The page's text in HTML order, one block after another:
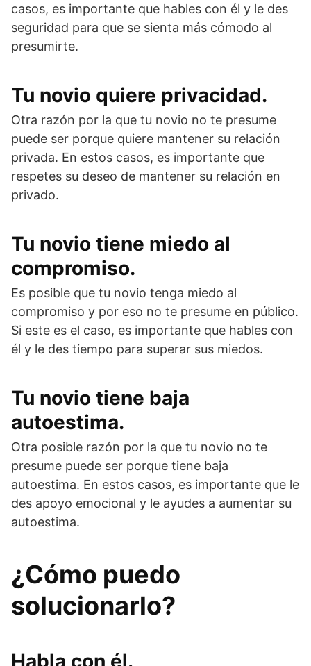
casos, es importante que hables con él y le des
seguridad para que se sienta más cómodo al
presumirte.
Tu novio quiere privacidad.
Otra razón por la que tu novio no te presume
puede ser porque quiere mantener su relación
privada. En estos casos, es importante que
respetes su deseo de mantener su relación en
privado.
Tu novio tiene miedo al
compromiso.
Es posible que tu novio tenga miedo al
compromiso y por eso no te presume en público.
Si este es el caso, es importante que hables con
él y le des tiempo para superar sus miedos.
Tu novio tiene baja
autoestima.
Otra posible razón por la que tu novio no te
presume puede ser porque tiene baja
autoestima. En estos casos, es importante que le
des apoyo emocional y le ayudes a aumentar su
autoestima.
¿Cómo puedo
solucionarlo?
Habla con él.